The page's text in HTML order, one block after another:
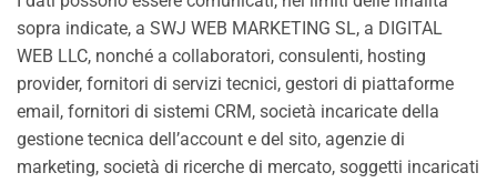
sopra indicate, a SWJ WEB MARKETING SL, a DIGITAL
WEB LLC, nonché a collaboratori, consulenti, hosting
provider, fornitori di servizi tecnici, gestori di piattaforme
email, fornitori di sistemi CRM, società incaricate della
gestione tecnica dell’account e del sito, agenzie di
marketing, società di ricerche di mercato, soggetti incaricati